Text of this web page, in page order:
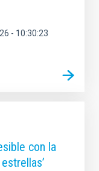
- 10:30:23
con la